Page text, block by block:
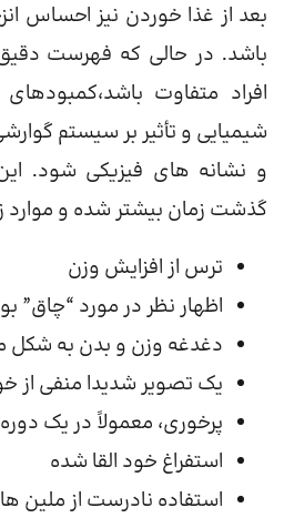
بعد از غذا خوردن نیز احساس
باشد. در حالی که فهرست
افراد متفاوت
شیمیایی و تأثیر بر سیستم
و نشانه های فیزیکی شود.
گذشت زمان بیشتر شده و موارد
ترس از افزایش وزن
اظهار نظر در مورد “چاق”
دغدغه وزن و بدن به شکل
یک تصویر شدیدا منفی از
پرخوری، معمولاً در یک دوره 2 ساعته
استفراغ خود القا شده
استفاده نادرست از ملین